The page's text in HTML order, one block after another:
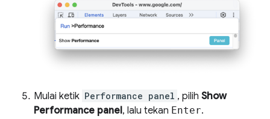
Mulai ketik Performance panel , pilih Show
Performance panel, lalu tekan Enter.